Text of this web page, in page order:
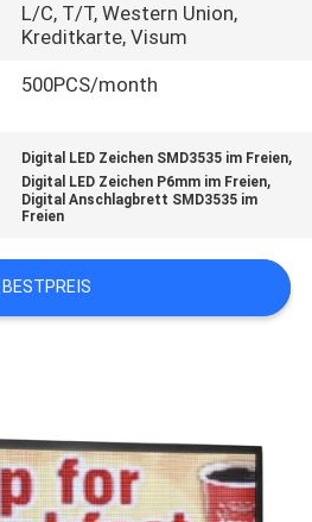
L/C, T/T, Western Union,
Kreditkarte, Visum
500PCS/month
Digital LED Zeichen SMD3535 im Freien,
Digital LED Zeichen P6mm im Freien,
Digital Anschlagbrett SMD3535 im
Freien
BESTPREIS